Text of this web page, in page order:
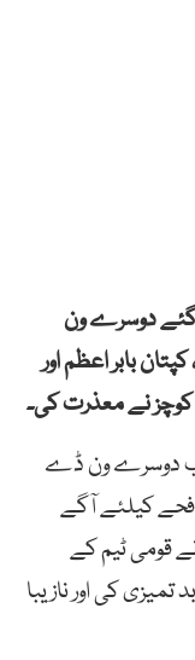
گئے دوسرے ون
بابر اعظم اور
کوچز نے معذرت کی۔
جب دوسرے ون ڈے
کیلئے آگے
نے قومی ٹیم کے
تمیزی کی اور نازیبا